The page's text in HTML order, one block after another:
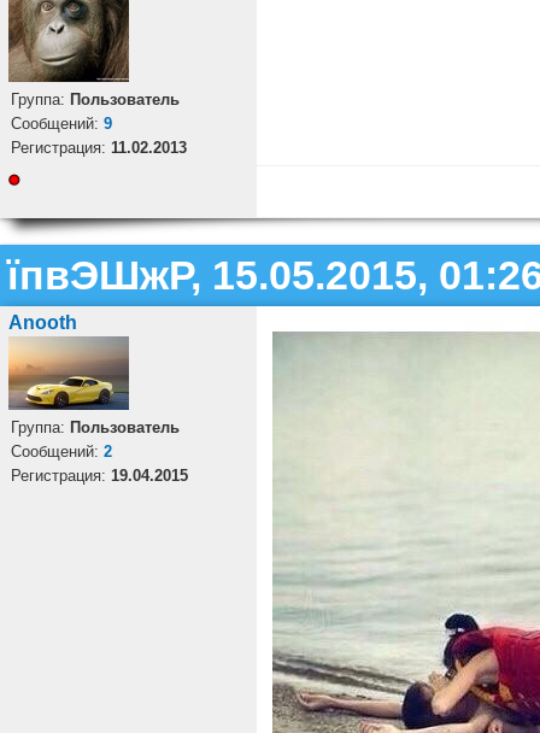
Группа: Пользователь
Cообщений: 9
Регистрация: 11.02.2013
їпвЭШжР, 15.05.2015,
Anooth
Группа: Пользователь
Cообщений: 2
Регистрация: 19.04.2015